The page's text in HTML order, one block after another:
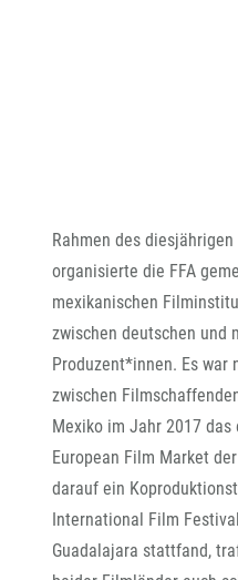
Rahmen des
organisierte die FFA
mexikanischen
zwischen deutschen und
Produzent*innen. Es war
zwischen
Mexiko im Jahr 2017
European Film Market
darauf ein
International Film
Guadalajara stattfand,